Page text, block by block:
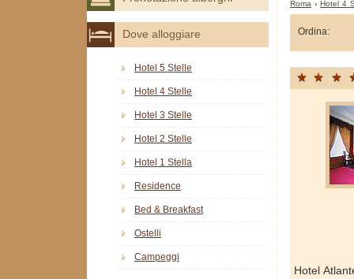
Roma ›Hotel 4
Ordina:
Hotel
Dove alloggiare
Hotel 5 Stelle
Hotel 4 Stelle
Hotel 3 Stelle
Hotel 2 Stelle
Hotel 1 Stella
Residence
Bed & Breakfast
Ostelli
Campeggi